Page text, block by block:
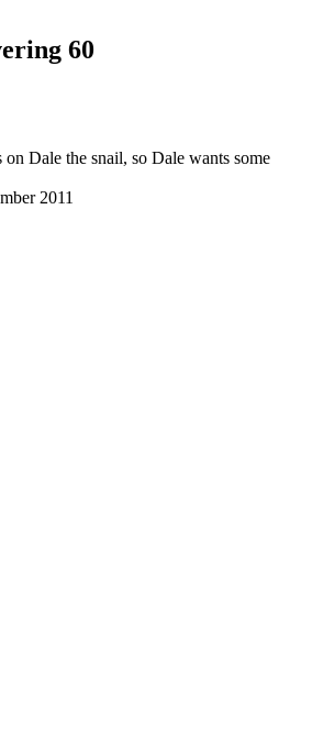
60
on Dale the snail, so Dale wants some
2011